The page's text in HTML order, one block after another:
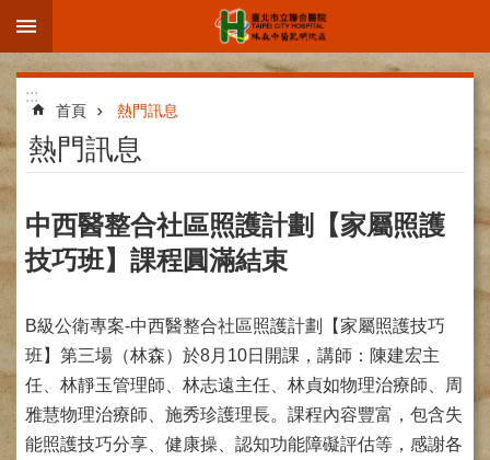
跳到主要內容區塊
進
階
搜
尋
院
簡
部
科
介
紹
:::
首頁 熱門訊息
熱門訊息
中西醫整合社區照護計劃【家屬照護
技巧班】課程圓滿結束
B級公衛專案-中西醫整合社區照護計劃【家屬照護技巧
班】第三場（林森）於8月10日開課，講師：陳建宏主
任、林靜玉管理師、林志遠主任、林貞如物理治療師、周
雅慧物理治療師、施秀珍護理長。課程內容豐富，包含失
能照護技巧分享、健康操、認知功能障礙評估等，感謝各